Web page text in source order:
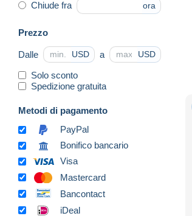
Chiude fra ora
Prezzo
Dalle USD a USD
Solo sconto
Spedizione gratuita
Metodi di pagamento
PayPal
Bonifico bancario
Visa
Mastercard
Bancontact
iDeal